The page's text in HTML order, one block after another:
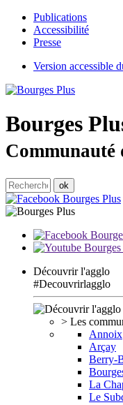
Publications
Accessibilité
Presse
Version accessible
Bourges
Découvrir l'agglo
#Decouvrirlagglo
> Les
Annoix
Arçay
Berry-
La
Le